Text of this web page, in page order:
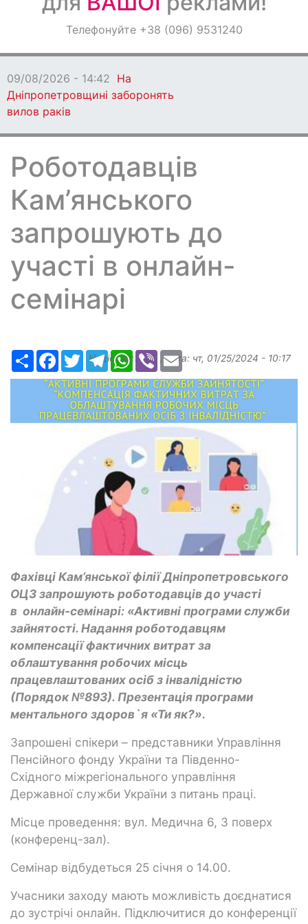
ОголошенняТелефонуйте +38 (096) 9531240
09/08/2026 - 14:42 На
Дніпропетровщині заборонять
вилов раків
Роботодавців
Кам’янського
запрошують до
участі в онлайн-
семінарі
РесурсFacebook
TwitterTelegramWhatsApp
ViberEmail
Надіслав: ilona , дата: чт, 01/25/2024 - 10:17
Фахівці Кам’янської філії Дніпропетровського
ОЦЗ запрошують роботодавців до участі
в онлайн-семінарі: «Активні програми служби
зайнятості. Надання роботодавцям
компенсації фактичних витрат за
облаштування робочих місць
працевлаштованих осіб з інвалідністю
(Порядок №893). Презентація програми
ментального здоров`я «Ти як?».
Запрошені спікери – представники Управління
Пенсійного фонду України та Південно-
Східного міжрегіонального управління
Державної служби України з питань праці.
Місце проведення: вул. Медична 6, 3 поверх
(конференц-зал).
Семінар відбудеться 25 січня о 14.00.
Учасники заходу мають можливість доєднатися
до зустрічі онлайн. Підключитися до конференції